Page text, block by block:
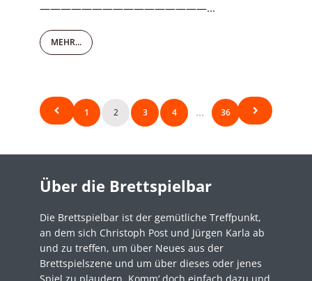
————————————————...
MEHR...
Seitennummerierung
der
1 2 3 4 36
Über die Brettspielbar
Die Brettspielbar ist der gemütliche Treffpunkt,
an dem sich Christoph Post und Jürgen Karla ab
und zu treffen, um über Neues aus der
Brettspielszene und um über dieses oder jenes
Spiel zu plaudern. Komm‘ doch einfach dazu und